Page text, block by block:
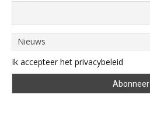
Ik accepteer het privacybeleid